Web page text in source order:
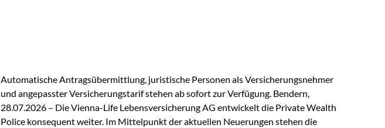
Automatische Antragsübermittlung, juristische Personen als Versicherungsnehmer
und angepasster Versicherungstarif stehen ab sofort zur Verfügung. Bendern,
28.07.2026 – Die Vienna-Life Lebensversicherung AG entwickelt die Private Wealth
Police konsequent weiter. Im Mittelpunkt der aktuellen Neuerungen stehen die